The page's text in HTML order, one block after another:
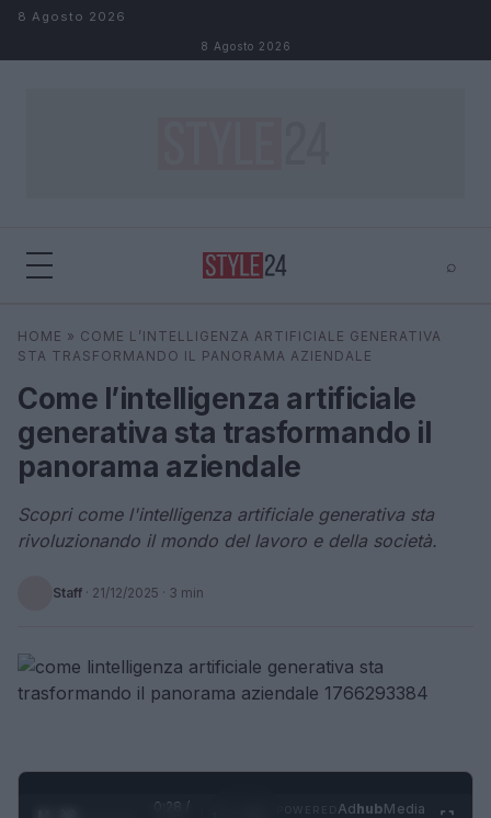
Salta al contenuto
8 Agosto 2026
8 Agosto 2026
⌕
Cerca ⌕
HOME » COME L’INTELLIGENZA ARTIFICIALE GENERATIVA
STA TRASFORMANDO IL PANORAMA AZIENDALE
Come l’intelligenza artificiale
generativa sta trasformando il
panorama aziendale
Scopri come l'intelligenza artificiale generativa sta
rivoluzionando il mondo del lavoro e della società.
Staff · 21/12/2025 · 3 min
0:29 /
AdhubMedia